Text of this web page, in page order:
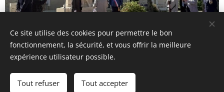
Cérémonie du 8 mai 2026
Ce site utilise des cookies pour permettre le bon
fonctionnement, la sécurité, et vous offrir la meilleure
expérience utilisateur possible.
Tout refuser Tout accepter